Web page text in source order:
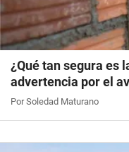
¿Qué tan segura es
advertencia por el
Por Soledad Maturano